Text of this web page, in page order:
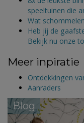
speeltuinen die
Wat
Heb jij de
Bekijk nu onze
Meer inpiratie
Ontdekkingen
Aanraders
Blog